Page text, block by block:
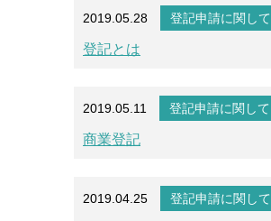
2019.05.28 登記申請に関して
登記とは
2019.05.11 登記申請に関して
商業登記
2019.04.25 登記申請に関して